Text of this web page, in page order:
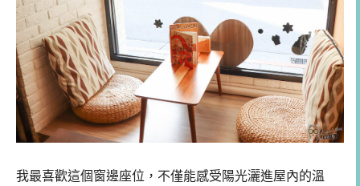
我最喜歡這個窗邊座位，不僅能感受陽光灑進屋內的溫